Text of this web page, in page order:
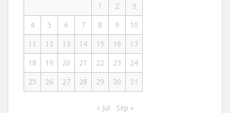
1
2
3
4
5 6 7 8 9
10
11
12 13 14 15 16
17
18
19 20 21 22 23
24
25
26 27 28 29 30 31
« Jul Sep »